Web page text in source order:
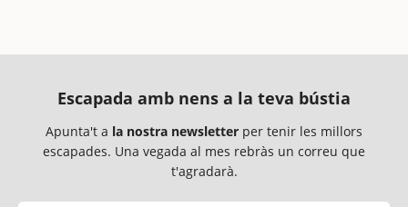
Escapada amb nens a la teva bústia
Apunta't a la nostra newsletter per tenir les millors
escapades. Una vegada al mes rebràs un correu que
t'agradarà.